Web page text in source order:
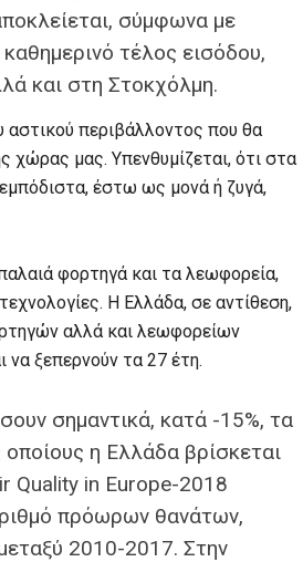
σύμφωνα με
τέλος εισόδου,
και στη Στοκχόλμη.
αστικού περιβάλλοντος που θα
χώρας μας. Υπενθυμίζεται, ότι στα
έστω ως μονά ή ζυγά,
φορτηγά και τα λεωφορεία,
Η Ελλάδα, σε αντίθεση,
αλλά και λεωφορείων
να ξεπερνούν τα 27 έτη.
σημαντικά, κατά -15%, τα
η Ελλάδα βρίσκεται
Quality in Europe-2018
πρόωρων θανάτων,
2010-2017. Στην